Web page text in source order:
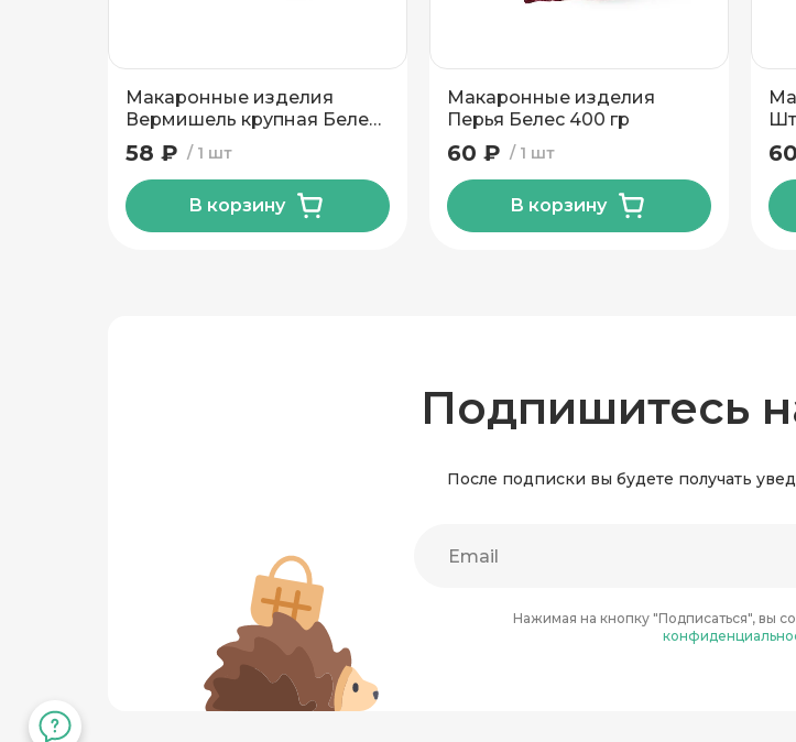
Макаронные изделия
Вермишель крупная Белес
400 гр
1 шт
58 ₽
В корзину
Макаронные изделия
Перья Белес 400 гр
1 шт
60 ₽
В корзину
Подпишитесь
После подписки вы будете получать
Нажимая на кнопку "Подписаться", вы